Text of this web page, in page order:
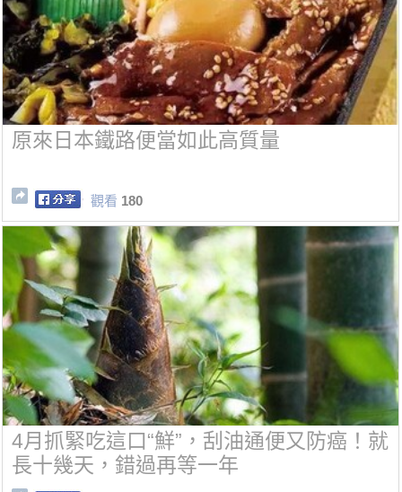
原來日本鐵路便當如此高質量
觀看 180
4月抓緊吃這口“鮮”，刮油通便又防癌！就
長十幾天，錯過再等一年